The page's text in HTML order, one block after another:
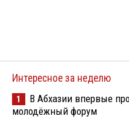
Интересное за неделю
1
В Абхазии впервые
молодёжный форум